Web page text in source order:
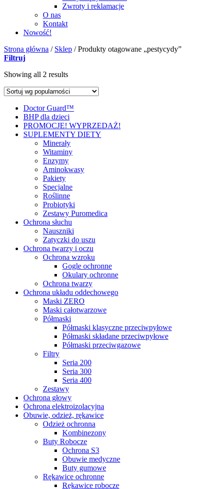
Zwroty i reklamacje
O nas
Kontakt
Nowość!
Strona główna / Sklep /Produkty otagowane „pestycydy”
Filtruj
Showing all 2 results
Doctor Guard™
BHP dla dzieci
PROMOCJE! WYPRZEDAŻ!
SUPLEMENTY DIETY
Minerały
Witaminy
Enzymy
Aminokwasy
Pakiety
Specjalne
Roślinne
Probiotyki
Zestawy Puromedica
Ochrona słuchu
Nauszniki
Zatyczki do uszu
Ochrona twarzy i oczu
Ochrona wzroku
Gogle ochronne
Okulary ochronne
Ochrona twarzy
Ochrona układu oddechowego
Maski ZERO
Maski całotwarzowe
Półmaski
Półmaski klasyczne przeciwpyłowe
Półmaski składane przeciwpyłowe
Półmaski przeciwgazowe
Filtry
Seria 200
Seria 300
Seria 400
Zestawy
Ochrona głowy
Ochrona elektroizolacyjna
Obuwie, odzież, rękawice
Odzież ochronna
Kombinezony
Buty Robocze
Ochrona S3
Obuwie medyczne
Buty gumowe
Rękawice ochronne
Rękawice robocze